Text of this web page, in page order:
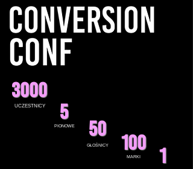
3000
UCZESTNICY
PIONOWE
5
50
GŁOŚNICY 100
MARKI 1